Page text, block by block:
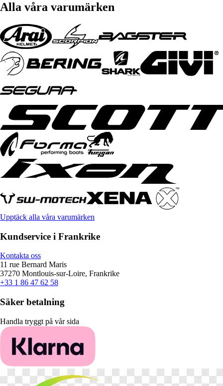
Alla våra varumärken
Upptäck alla våra varumärken
Kundservice i Frankrike
Kontakta oss
11 rue Bernard Maris
37270 Montlouis-sur-Loire, Frankrike
+33 1 86 47 62 58
Säker betalning
Handla tryggt på vår sida